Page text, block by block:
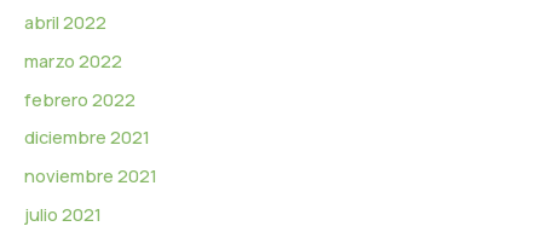
abril 2022
marzo 2022
febrero 2022
diciembre 2021
noviembre 2021
julio 2021